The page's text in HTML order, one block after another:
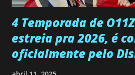
...
4 Temporada de
estreia pra 2026, é
oficialmente pelo